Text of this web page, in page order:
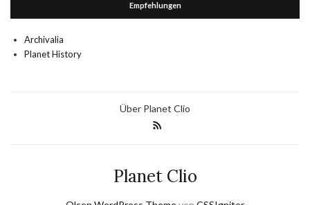
Empfehlungen
Archivalia
Planet History
Über Planet Clio
Planet Clio